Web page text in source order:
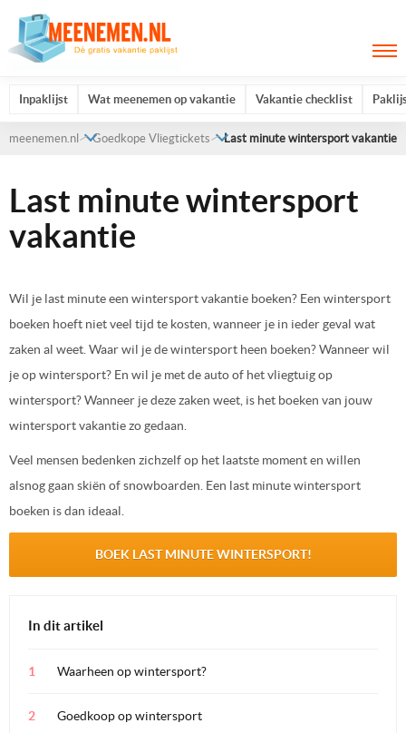
Inpaklijst Wat meenemen op vakantie Vakantie checklist
meenemen.nl Goedkope Vliegtickets Last minute wintersport vakantie
Last minute wintersport
vakantie
Wil je last minute een wintersport vakantie boeken? Een wintersport
boeken hoeft niet veel tijd te kosten, wanneer je in ieder geval wat
zaken al weet. Waar wil je de wintersport heen boeken? Wanneer wil
je op wintersport? En wil je met de auto of het vliegtuig op
wintersport? Wanneer je deze zaken weet, is het boeken van jouw
wintersport vakantie zo gedaan.
Veel mensen bedenken zichzelf op het laatste moment en willen
alsnog gaan skiën of snowboarden. Een last minute wintersport
boeken is dan ideaal.
BOEK LAST MINUTE WINTERSPORT!
In dit artikel
Waarheen op wintersport?
Goedkoop op wintersport